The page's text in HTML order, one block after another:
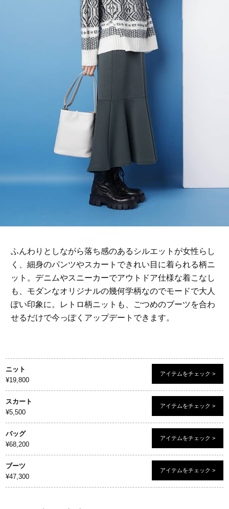
ふんわりとしながら落ち感のあるシルエットが女性らし
く、細身のパンツやスカートできれい目に着られる柄ニ
ット。デニムやスニーカーでアウトドア仕様な着こなし
も、モダンなオリジナルの幾何学柄なのでモードで大人
ぽい印象に。レトロ柄ニットも、ごつめのブーツを合わ
せるだけで今っぽくアップデートできます。
ニット
¥19,800
アイテムをチェック >
スカート
¥5,500
アイテムをチェック >
バッグ
¥68,200
アイテムをチェック >
ブーツ
¥47,300
アイテムをチェック >